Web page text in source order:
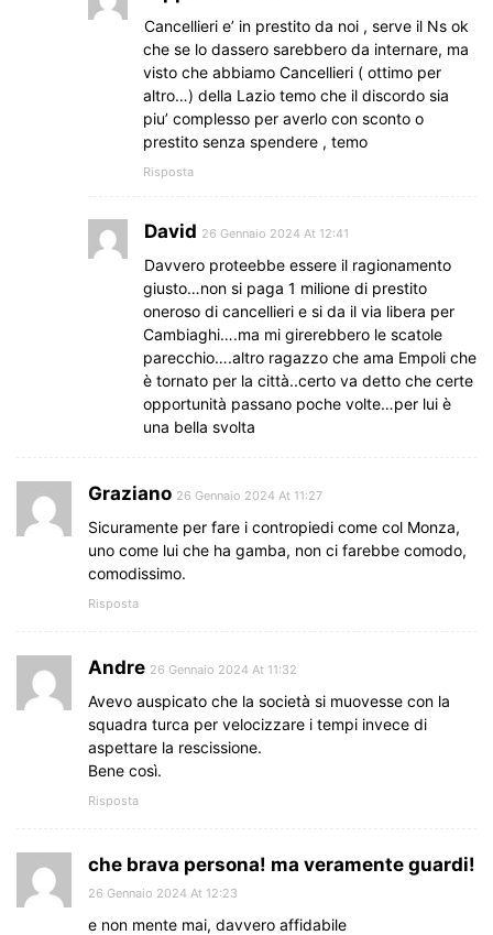
Cancellieri e’ in prestito da noi , serve il Ns ok
che se lo dassero sarebbero da internare, ma
visto che abbiamo Cancellieri ( ottimo per
altro…) della Lazio temo che il discordo sia
piu’ complesso per averlo con sconto o
prestito senza spendere , temo
Risposta
David 26 Gennaio 2024 At 12:41
Davvero proteebbe essere il ragionamento
giusto…non si paga 1 milione di prestito
oneroso di cancellieri e si da il via libera per
Cambiaghi….ma mi girerebbero le scatole
parecchio….altro ragazzo che ama Empoli che
è tornato per la città..certo va detto che certe
opportunità passano poche volte…per lui è
una bella svolta
Graziano 26 Gennaio 2024 At 11:27
Sicuramente per fare i contropiedi come col Monza,
uno come lui che ha gamba, non ci farebbe comodo,
comodissimo.
Risposta
Andre 26 Gennaio 2024 At 11:32
Avevo auspicato che la società si muovesse con la
squadra turca per velocizzare i tempi invece di
aspettare la rescissione.
Bene così.
Risposta
che brava persona! ma veramente guardi!
26 Gennaio 2024 At 12:23
e non mente mai, davvero affidabile